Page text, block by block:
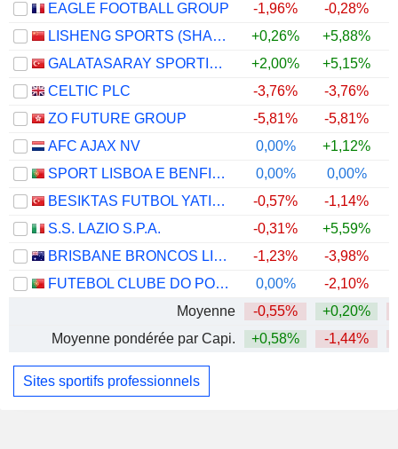
EAGLE FOOTBALL GROUP
-1,96% -0,28%
LISHENG SPORTS (SHANGHAI) CO.,LTD
+0,26% +5,88%
GALATASARAY SPORTIF SINAI VE TICARI YATIRIMLAR
+2,00% +5,15%
CELTIC PLC
-3,76% -3,76%
ZO FUTURE GROUP
-5,81% -5,81%
AFC AJAX NV
0,00% +1,12%
SPORT LISBOA E BENFICA-FUTEBOL
0,00% 0,00%
BESIKTAS FUTBOL YATIRIMLARI SANAYI VE TICARET
-0,57% -1,14%
S.S. LAZIO S.P.A.
-0,31% +5,59%
BRISBANE BRONCOS LIMITED
-1,23% -3,98%
FUTEBOL CLUBE DO PORTO - FUTEBOL, SAD
0,00% -2,10%
Moyenne
-0,55% +0,20%
Moyenne pondérée par Capi.
+0,58% -1,44%
Sites sportifs professionnels